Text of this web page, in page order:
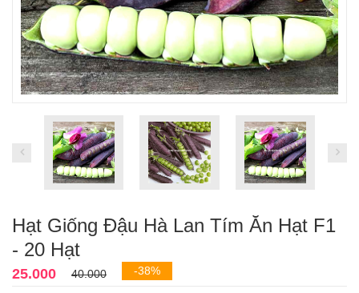
Hạt Giống Đậu Hà Lan Tím Ăn Hạt F1
- 20 Hạt
25.000 40.000 -38%